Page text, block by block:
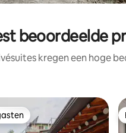
beoordeelde
kregen een hoge